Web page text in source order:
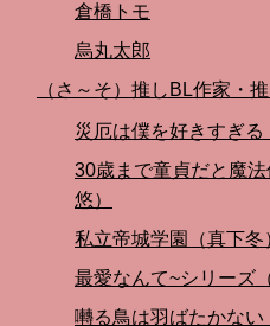
倉橋トモ
烏丸太郎
（さ～そ）推しBL作家・
災厄は僕を好きすぎる
30歳まで童貞だと魔
悠）
私立帝城学園（真下冬
最愛なんて~シリーズ
囀る鳥は羽ばたかない